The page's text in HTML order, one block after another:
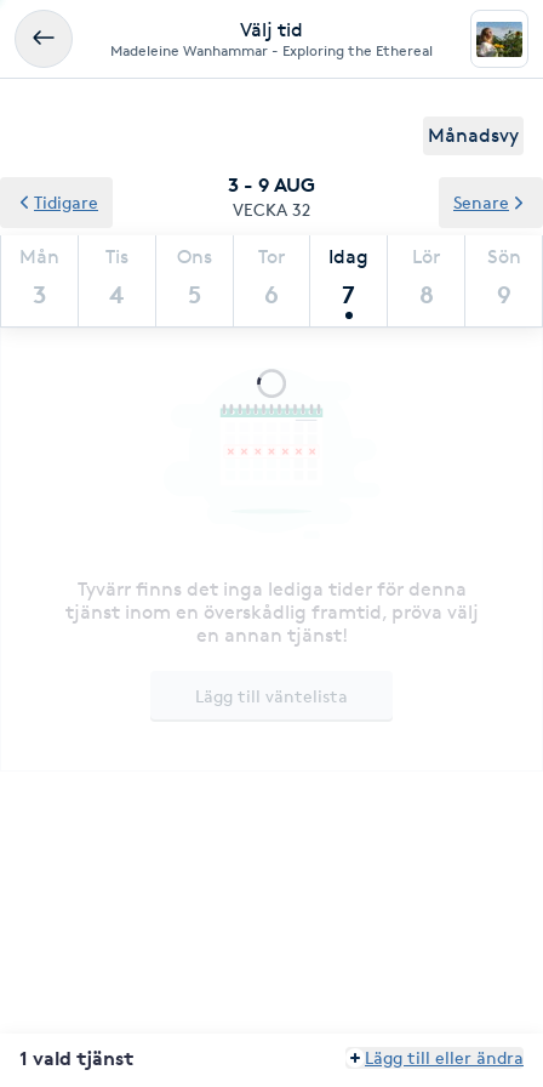
Välj tid
Madeleine Wanhammar - Exploring the Ethereal
Månadsvy
3 - 9 AUG
VECKA 32
Mån
3
Tis
4
Ons
5
Tor
6
Idag
7
Lör
8
Sön
9
Tidigare Senare
Tyvärr finns det inga lediga tider för denna
tjänst inom en överskådlig framtid, pröva välj
en annan tjänst!
Lägg till väntelista
1 vald tjänst Lägg till eller ändra